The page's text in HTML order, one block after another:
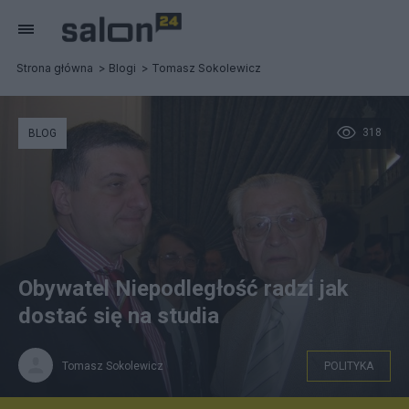
Strona główna Blogi Tomasz Sokolewicz
318
BLOG
Obywatel Niepodległość radzi jak
dostać się na studia
Tomasz Sokolewicz POLITYKA